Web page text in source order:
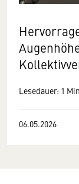
Lesedauer: 1
06.05.2026